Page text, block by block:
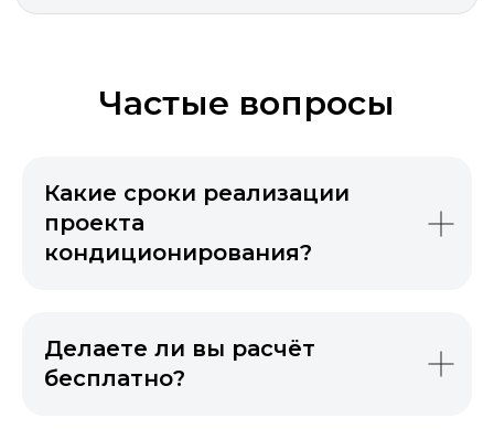
Частые вопросы
Какие сроки реализации
проекта
кондиционирования?
Делаете ли вы расчёт
бесплатно?